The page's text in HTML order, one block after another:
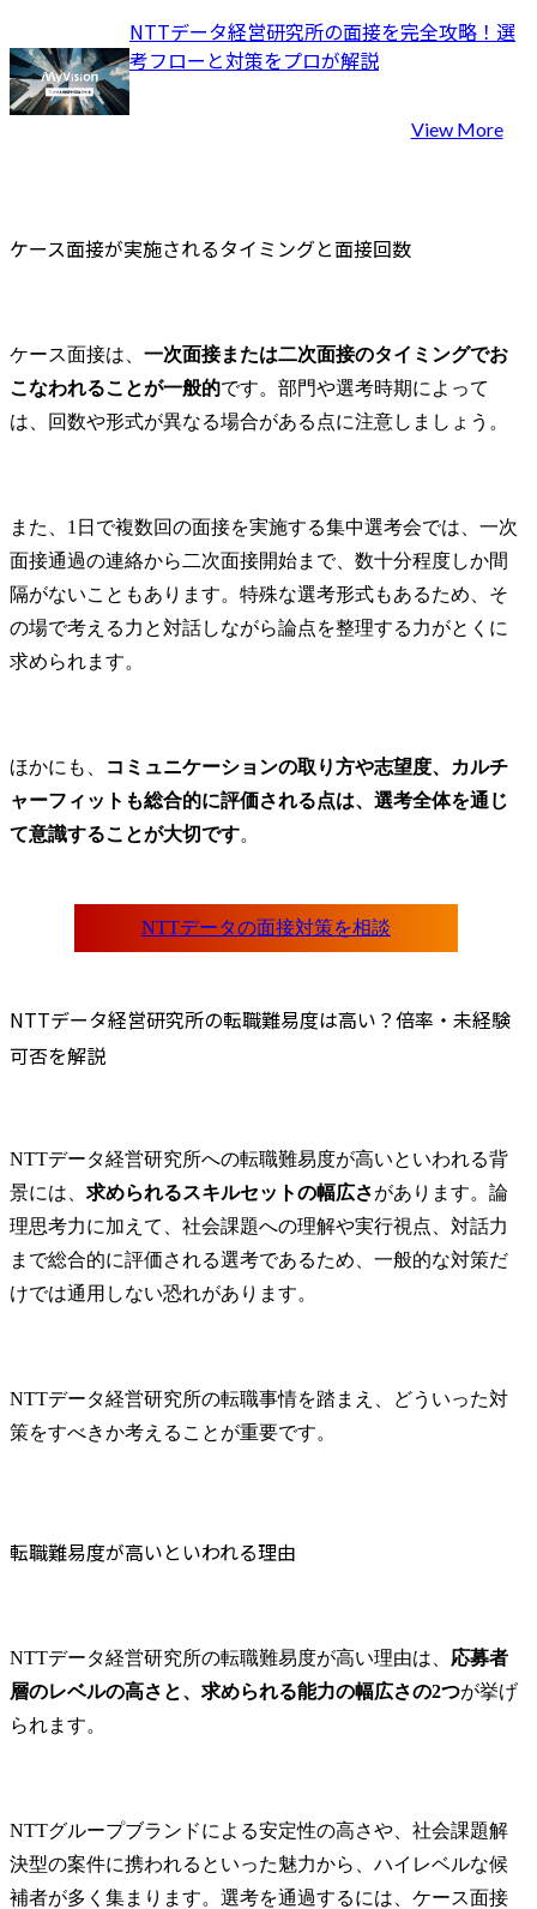
NTTデータ経営研究所の面接を完全攻略！選
考フローと対策をプロが解説
View More
ケース面接が実施されるタイミングと面接回数
ケース面接は、 一次面接または二次面接のタイミングでお
こなわれることが一般的です。部門や選考時期によって
は、回数や形式が異なる場合がある点に注意しましょう。
また、1日で複数回の面接を実施する集中選考会では、一次
面接通過の連絡から二次面接開始まで、数十分程度しか間
隔がないこともあります。特殊な選考形式もあるため、そ
の場で考える力と対話しながら論点を整理する力がとくに
求められます。
ほかにも、
コミュニケーションの取り方や志望度、カルチ
ャーフィットも総合的に評価される点は、選考全体を通じ
て意識することが大切です。
NTTデータ経営研究所の転職難易度は高い？倍率・未経験
可否を解説
NTTデータ経営研究所への転職難易度が高いといわれる背
景には、 求められるスキルセットの幅広さがあります。論
理思考力に加えて、社会課題への理解や実行視点、対話力
まで総合的に評価される選考であるため、一般的な対策だ
けでは通用しない恐れがあります。
NTTデータ経営研究所の転職事情を踏まえ、どういった対
策をすべきか考えることが重要です。
転職難易度が高いといわれる理由
NTTデータ経営研究所の転職難易度が高い理由は、 応募者
層のレベルの高さと、求められる能力の幅広さの2つが挙げ
られます。
NTTグループブランドによる安定性の高さや、社会課題解
決型の案件に携われるといった魅力から、ハイレベルな候
補者が多く集まります。選考を通過するには、ケース面接